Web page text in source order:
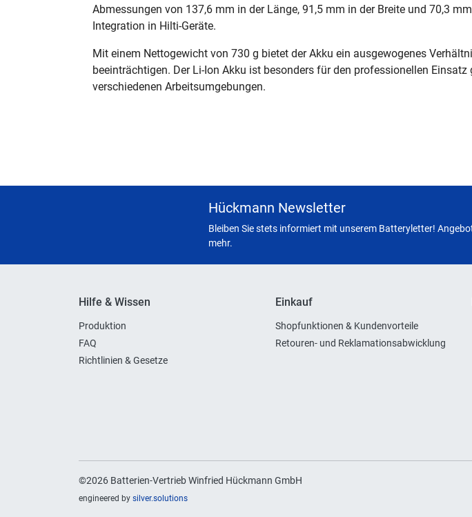
Abmessungen von 137,6 mm in der Länge, 91,5 mm in der Breite und 70,3
Integration in Hilti-Geräte.
Mit einem Nettogewicht von 730 g bietet der Akku ein ausgewogenes
beeinträchtigen. Der Li-Ion Akku ist besonders für den professionellen
verschiedenen Arbeitsumgebungen.
Hückmann Newsletter
Bleiben Sie stets informiert mit unserem Batteryletter!
mehr.
Hilfe & Wissen
Produktion
FAQ
Richtlinien & Gesetze
Einkauf
Shopfunktionen & Kundenvorteile
Retouren- und Reklamationsabwicklung
©2026 Batterien-Vertrieb Winfried Hückmann GmbH
engineered by silver.solutions